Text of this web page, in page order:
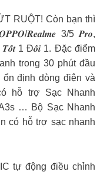
RUỘT! Còn bạn thì
𝑹𝒆𝒂𝒍𝒎𝒆 3/5 𝑷𝒓𝒐,
1 Đ𝒐̂̉𝒊 1. Đặc điểm
trong 30 phút đầu
định dòng điện và
hỗ trợ Sạc Nhanh
… Bộ Sạc Nhanh
có hỗ trợ sạc nhanh
tự động điều chỉnh